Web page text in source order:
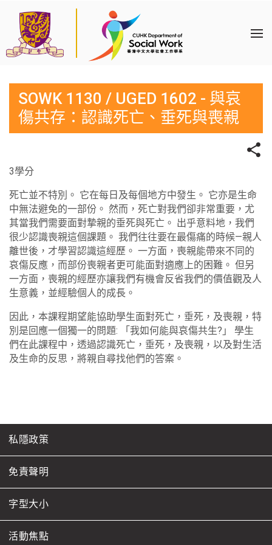
SOWK 1130 / UGED 1602 - 與哀
傷共存：認識死亡、垂死與喪親
3學分
死亡並不特別。 它在每日及每個地方中發生。 它亦是生命
中無法避免的一部份。 然而，死亡對我們卻非常重要，尤
其當我們需要面對摯親的垂死與死亡。 出乎意料地，我們
很少認識喪親這個課題。 我們往往要在最傷痛的時候—親人
離世後，才學習認識這經歷。 一方面，喪親能帶來不同的
哀傷反應，而部份喪親者更可能面對適應上的困難。 但另
一方面，喪親的經歷亦讓我們有機會反省我們的價值觀及人
生意義，並經驗個人的成長。
因此，本課程期望能協助學生面對死亡，垂死，及喪親，特
別是回應一個獨一的問題: 「我如何能與哀傷共生?」 學生
們在此課程中，透過認識死亡，垂死，及喪親，以及對生活
及生命的反思，將親自尋找他們的答案。
私隱政策
免責聲明
字型大小
活動焦點